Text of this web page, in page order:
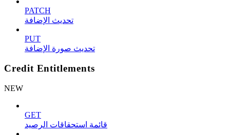
PATCH
تحديث الإضافة
PUT
تحديث صورة الإضافة
Credit Entitlements
NEW
GET
قائمة استحقاقات الرصيد